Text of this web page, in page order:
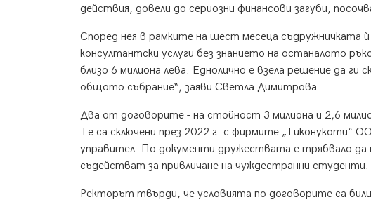
действия, довели до сериозни финансови загуби,
Според нея в рамките на шест месеца съдружничката
консултантски услуги без знанието на останалото
близо 6 милиона лева. Еднолично е взела решение да ги
общото събрание“, заяви Светла Димитрова.
Два от договорите - на стойност 3 милиона и 2,6
Те са сключени през 2022 г. с фирмите
управител. По документи дружествата е трябвало да
съдействат за привличане на чуждестранни студенти.
Ректорът твърди, че условията по договорите са